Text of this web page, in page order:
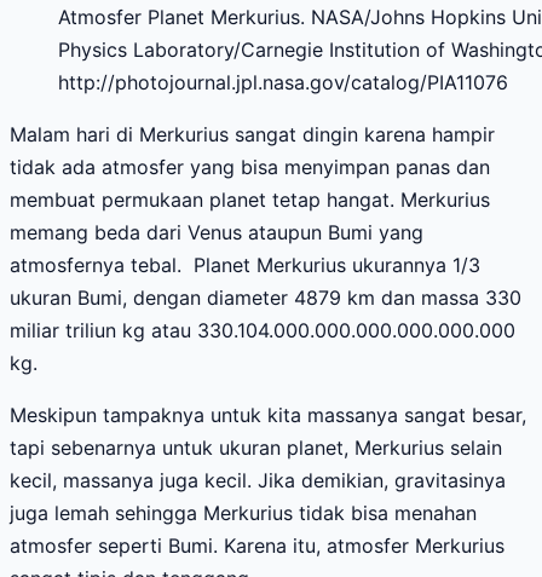
Atmosfer Planet Merkurius. NASA/Johns Hopkins
Physics Laboratory/Carnegie Institution of
http://photojournal.jpl.nasa.gov/catalog/PIA11076
Malam hari di Merkurius sangat dingin karena hampir
tidak ada atmosfer yang bisa menyimpan panas dan
membuat permukaan planet tetap hangat. Merkurius
memang beda dari Venus ataupun Bumi yang
atmosfernya tebal. Planet Merkurius ukurannya 1/3
ukuran Bumi, dengan diameter 4879 km dan massa 330
miliar triliun kg atau 330.104.000.000.000.000.000.000
kg.
Meskipun tampaknya untuk kita massanya sangat besar,
tapi sebenarnya untuk ukuran planet, Merkurius selain
kecil, massanya juga kecil. Jika demikian, gravitasinya
juga lemah sehingga Merkurius tidak bisa menahan
atmosfer seperti Bumi. Karena itu, atmosfer Merkurius